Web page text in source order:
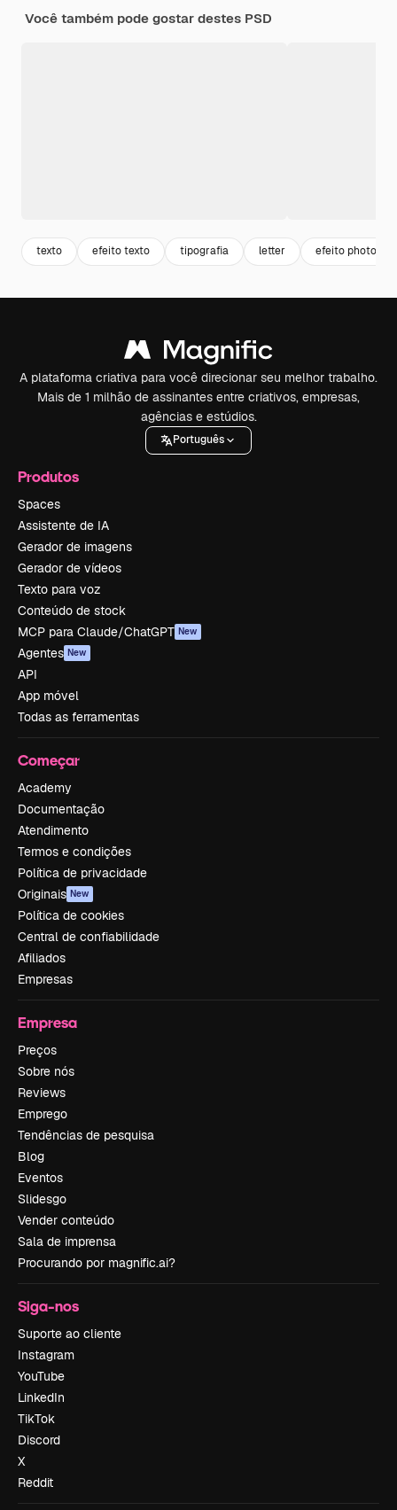
Você também pode gostar destes PSD
texto efeito texto tipografia letter efeito
A plataforma criativa para você direcionar seu melhor trabalho.
Mais de 1 milhão de assinantes entre criativos, empresas,
agências e estúdios.
Português
Produtos
Spaces
Assistente de IA
Gerador de imagens
Gerador de vídeos
Texto para voz
Conteúdo de stock
MCP para Claude/ChatGPT New
Agentes New
API
App móvel
Todas as ferramentas
Começar
Academy
Documentação
Atendimento
Termos e condições
Política de privacidade
Originais New
Política de cookies
Central de confiabilidade
Afiliados
Empresas
Empresa
Preços
Sobre nós
Reviews
Emprego
Tendências de pesquisa
Blog
Eventos
Slidesgo
Vender conteúdo
Sala de imprensa
Procurando por magnific.ai?
Siga-nos
Suporte ao cliente
Instagram
YouTube
LinkedIn
TikTok
Discord
X
Reddit